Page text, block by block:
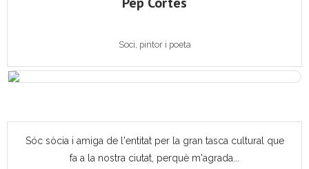
Soci, pintor i poeta
Sóc sòcia i amiga de l'entitat per la gran tasca cultural que
fa a la nostra ciutat, perquè m'agrada...